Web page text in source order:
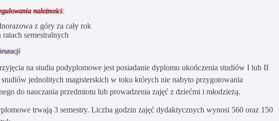
należności:
z góry za cały rok
semestralnych
na studia podyplomowe jest posiadanie dyplomu ukończenia studiów I lub II
jednolitych magisterskich w toku których nie nabyto przygotowania
do nauczania przedmiotu lub prowadzenia zajęć z dziećmi i młodzieżą.
trwają 3 semestry. Liczba godzin zajęć dydaktycznych wynosi 560 oraz 150